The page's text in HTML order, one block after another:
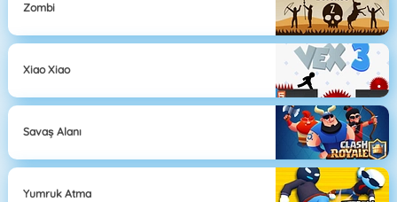
Zombi
Xiao Xiao
Savaş Alanı
Yumruk Atma